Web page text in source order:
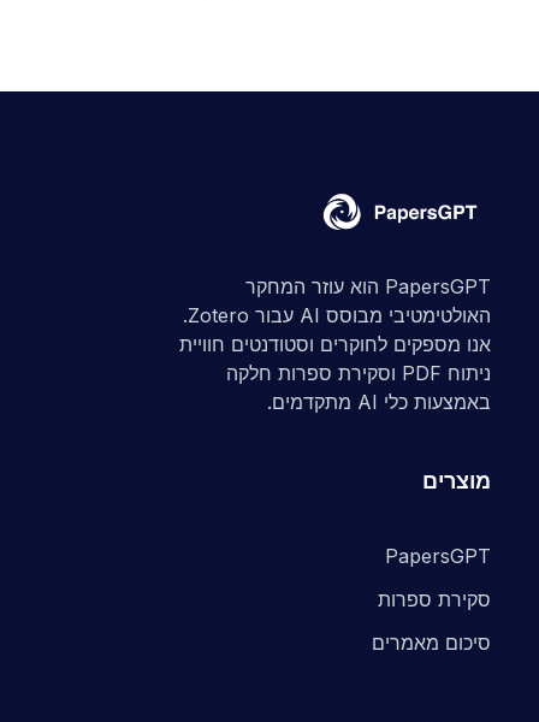
PapersGPT הוא עוזר המחקר
האולטימטיבי מבוסס AI עבור Zotero.
אנו מספקים לחוקרים וסטודנטים חוויית
ניתוח PDF וסקירת ספרות חלקה
באמצעות כלי AI מתקדמים.
מוצרים
PapersGPT
סקירת ספרות
סיכום מאמרים